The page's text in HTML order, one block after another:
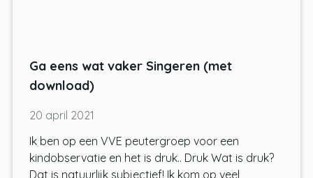
Ga eens wat vaker Singeren (met
download)
20 april 2021
Ik ben op een VVE peutergroep voor een
kindobservatie en het is druk.. Druk Wat is druk?
Dat is natuurlijk subjectief! Ik kom op veel